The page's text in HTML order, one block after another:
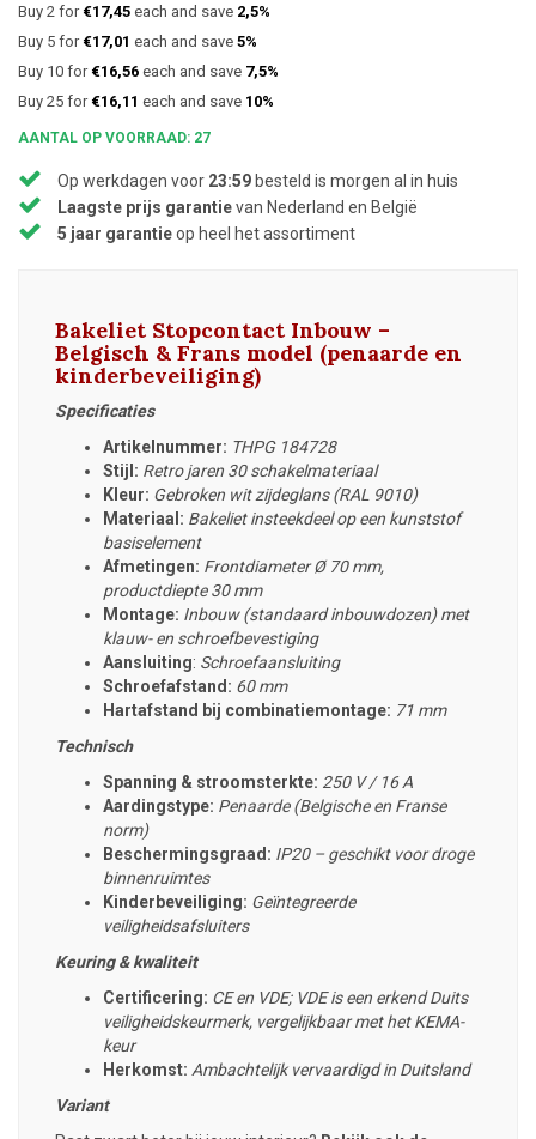
Buy 2 for €17,45 each and save 2,5%
Buy 5 for €17,01 each and save 5%
Buy 10 for €16,56 each and save 7,5%
Buy 25 for €16,11 each and save 10%
AANTAL OP VOORRAAD: 27
Op werkdagen voor 23:59 besteld is morgen al in huis
Laagste prijs garantievan Nederland en België
5 jaar garantieop heel het assortiment
Bakeliet Stopcontact Inbouw –
Belgisch & Frans model (penaarde en
kinderbeveiliging)
Specificaties
Artikelnummer: THPG 184728
Stijl: Retro jaren 30 schakelmateriaal
Kleur: Gebroken wit zijdeglans (RAL 9010)
Materiaal: Bakeliet insteekdeel op een kunststof
basiselement
Afmetingen: Frontdiameter Ø 70 mm,
productdiepte 30 mm
Montage: Inbouw (standaard inbouwdozen) met
klauw- en schroefbevestiging
Aansluiting: Schroefaansluiting
Schroefafstand: 60 mm
Hartafstand bij combinatiemontage: 71 mm
Technisch
Spanning & stroomsterkte: 250 V / 16 A
Aardingstype: Penaarde (Belgische en Franse
norm)
Beschermingsgraad: IP20 – geschikt voor droge
binnenruimtes
Kinderbeveiliging: Geïntegreerde
veiligheidsafsluiters
Keuring & kwaliteit
Certificering: CE en VDE; VDE is een erkend Duits
veiligheidskeurmerk, vergelijkbaar met het KEMA-
keur
Herkomst: Ambachtelijk vervaardigd in Duitsland
Variant